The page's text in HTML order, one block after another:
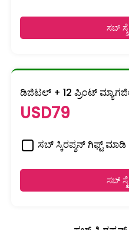
ಸಬ್
ಡಿಜಿಟಲ್ + 12 ಪ್ರಿಂಟ್
USD79
ಸಬ್ ಸ್ಕಿರಪ್ಶನ್ ಗಿಫ್ಟ್ ಮಾಡಿ
ಸಬ್